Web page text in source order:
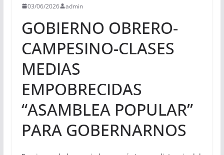
03/06/2026 admin
GOBIERNO OBRERO-
CAMPESINO-CLASES
MEDIAS
EMPOBRECIDAS
“ASAMBLEA POPULAR”
PARA GOBERNARNOS